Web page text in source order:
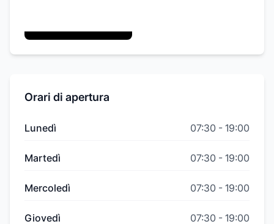
Orari di apertura
Lunedì 07:30 - 19:00
Martedì 07:30 - 19:00
Mercoledì 07:30 - 19:00
Giovedì 07:30 - 19:00